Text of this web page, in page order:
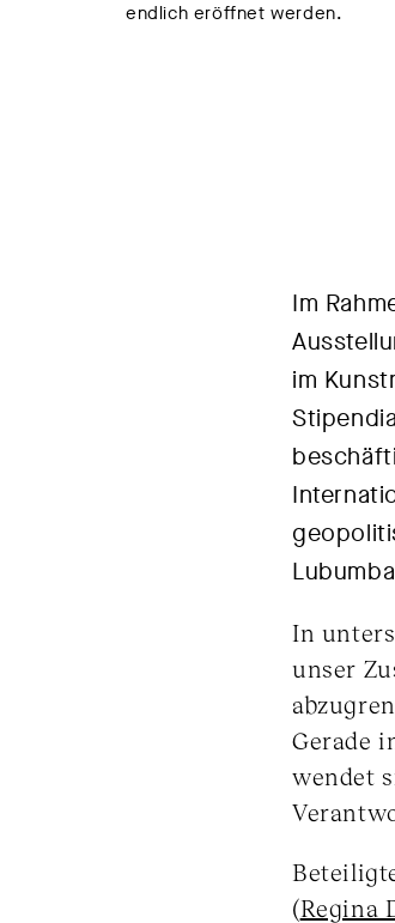
endlich eröffnet werden.
Im
im
In
unser
Gerade
wendet
(Regina